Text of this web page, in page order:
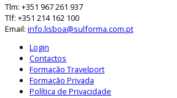
Tlm: +351 967 261 937
Tlf: +351 214 162 100
Email: info.lisboa@sulforma.com.pt
Login
Contactos
Formação Travelport
Formação Privada
Política de Privacidade